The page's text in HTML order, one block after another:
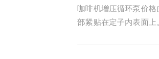
咖啡机增压循环泵价
部紧贴在定子内表面